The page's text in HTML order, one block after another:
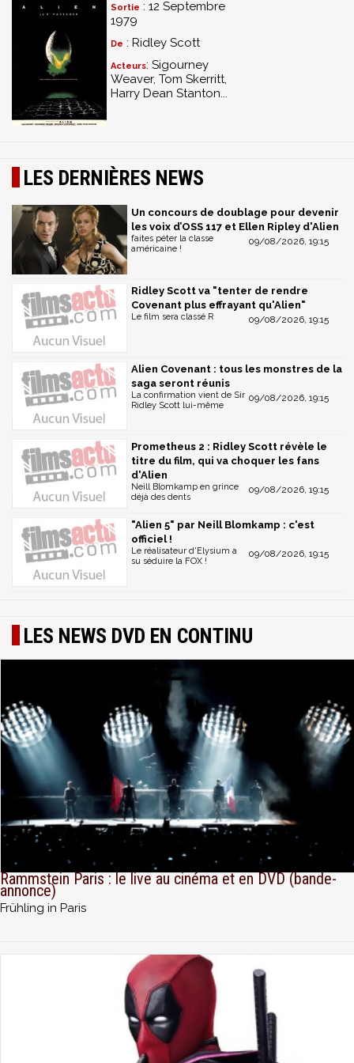
du scénariste Dan O'Bannon, du producteur
exécutif Ronald Shusett, du monteur Terry
Rawlings, et des acteurs Sigourney Weaver, Tom
Skerritt, Veronica Cartwright, Harry Dean Stanton
et John Hurt
Commentaire audio de Ridley Scott (sur version
cinéma uniquement)
Piste isolée de la musique du film originale
Scènes coupées et étendues
Expérience interactive avec le MU-TH-UR
DISQUE 2 : ALIENS
Version cinéma (1986)
Version longue (1991) avec introduction du
réalisateur James Cameron
Cameron, de la productrice Gale Anne Hurd, du
créateur des effets spéciaux Stan Winston, des
superviseurs des effets spéciaux Robert Skotak et
Dennis Skotak, du superviseur des miniatures Pat
McClung et des acteurs Michael Biehn, Bill Paxton,
Lance Henriksen, Jenette Goldstein, Carrie Henn et
Christopher Henn
Piste isolée de la musique du film définitive
composée par James Horner
Piste isolée de la musique du film originale
composée par James Horner
Scènes coupées et étendues
DISQUE 3 : ALIEN 3
Version longue de travail entièrement restaurée
(2003)
Commentaires audio du chef opérateur Alex
Thomson, B.S.C., du monteur Terry Rawlings, des
concepteurs des effets spéciaux d'Alien Alec Gillis
et Tom Woodruff, Jr., du producteur des effets
visuels Richard Edlund, A.S.C. et des aceturs Paul
McGann et Lance Henriksen
Piste isolée de la musique du film définitive
composée par Elliot Goldenthal
Scènes coupées et étendues
Expérience interactive avec le MU-TH-UR
Version cinéma (1997)
Version longue (2003) avec introduction de Jean-
Commentaires audio du réalisateur Jean-Pierre
Jeunet, du monteur Hervé Schneid, A.C.E., des
concepteurs des effets spéciaux d'Alien Alec Gillis
Sortie : 12 Septembre
1979
De : Ridley Scott
Acteurs: Sigourney
Weaver, Tom Skerritt,
Harry Dean Stanton...
LES DERNIÈRES NEWS
Un concours de doublage pour devenir
les voix d’OSS 117 et Ellen Ripley d'Alien
09/08/2026, 19:15
faites péter la classe
américaine !
Ridley Scott va "tenter de rendre
Covenant plus effrayant qu'Alien"
09/08/2026, 19:15
Le film sera classé R
Alien Covenant : tous les monstres de la
saga seront réunis
09/08/2026, 19:15
La confirmation vient de Sir
Ridley Scott lui-même
Prometheus 2 : Ridley Scott révèle le
titre du film, qui va choquer les fans
d'Alien
09/08/2026, 19:15
Neill Blomkamp en grince
déjà des dents
"Alien 5" par Neill Blomkamp : c'est
officiel !
09/08/2026, 19:15
Le réalisateur d'Elysium a
su séduire la FOX !
LES NEWS DVD EN CONTINU
Rammstein Paris : le live au cinéma et en DVD (bande-
annonce)
Frühling in Paris